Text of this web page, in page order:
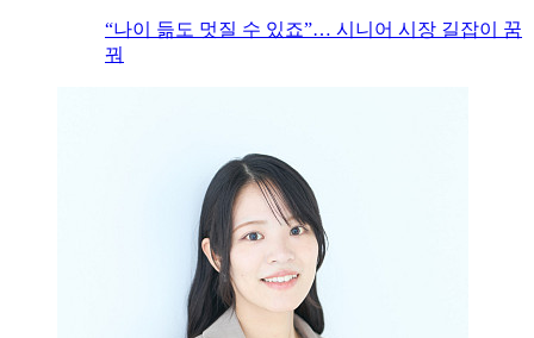
“나이 듦도 멋질 수 있죠”… 시니어 시장 길잡이 꿈
꿔